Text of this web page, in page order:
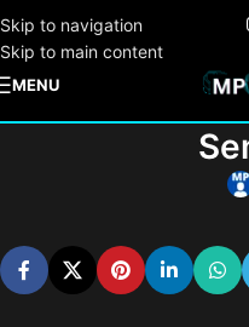
Skip to navigation
Skip to main content
MENU